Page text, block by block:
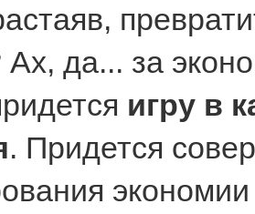
Ах, да... за
игру в
. Придется